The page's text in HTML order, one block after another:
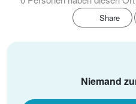
Share
Niemand